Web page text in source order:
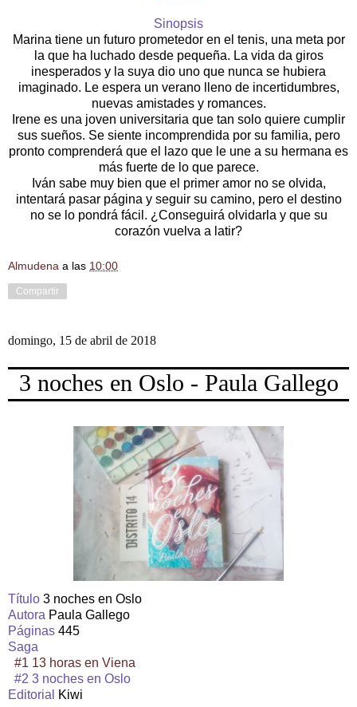
Sinopsis
Marina tiene un futuro prometedor en el tenis, una meta por
la que ha luchado desde pequeña. La vida da giros
inesperados y la suya dio uno que nunca se hubiera
imaginado. Le espera un verano lleno de incertidumbres,
nuevas amistades y romances.
Irene es una joven universitaria que tan solo quiere cumplir
sus sueños. Se siente incomprendida por su familia, pero
pronto comprenderá que el lazo que le une a su hermana es
más fuerte de lo que parece.
Iván sabe muy bien que el primer amor no se olvida,
intentará pasar página y seguir su camino, pero el destino
no se lo pondrá fácil. ¿Conseguirá olvidarla y que su
corazón vuelva a latir?
Almudena a las 10:00
Compartir
domingo, 15 de abril de 2018
3 noches en Oslo - Paula Gallego
Título 3 noches en Oslo
Autora Paula Gallego
Páginas 445
Saga
#1 13 horas en Viena
#2 3 noches en Oslo
Editorial
Kiwi